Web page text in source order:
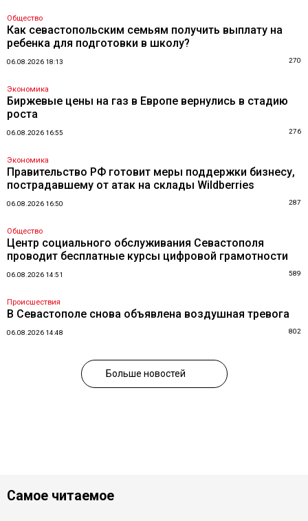
Общество
Как севастопольским семьям получить выплату на
ребенка для подготовки в школу?
06.08.2026 18:13 270
Экономика
Биржевые цены на газ в Европе вернулись в стадию
роста
06.08.2026 16:55 276
Экономика
Правительство РФ готовит меры поддержки бизнесу,
пострадавшему от атак на склады Wildberries
06.08.2026 16:50 287
Общество
Центр социального обслуживания Севастополя
проводит бесплатные курсы цифровой грамотности
06.08.2026 14:51 589
Происшествия
В Севастополе снова объявлена воздушная тревога
06.08.2026 14:48 802
Больше новостей
Самое читаемое